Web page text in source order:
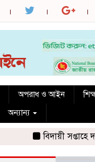
অপরাধ ও আইন
অন্যান্য
বিদায়ী সপ্তাহে